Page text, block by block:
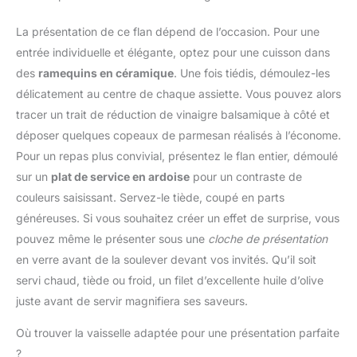
empilables avec les
autres plats à four en
inox pour un rangement
facile et efficace.
PRATIQUE ET SOLIDE :
Découvrez un plat à four
en acier inoxydable
associé au savoir-faire
d’une marque française
de près de 50 ans
d’histoire. Ce plat inox
La base épaisse offre
une belle surface pour
une montée optimale de
la chaleur et obtenir des
savoureux. Résistant aux
La présentation de ce flan dépend de l’occasion. Pour une
entrée individuelle et élégante, optez pour une cuisson dans
des ramequins en céramique. Une fois tiédis, démoulez-les
délicatement au centre de chaque assiette. Vous pouvez alors
tracer un trait de réduction de vinaigre balsamique à côté et
déposer quelques copeaux de parmesan réalisés à l’économe.
Pour un repas plus convivial, présentez le flan entier, démoulé
sur un plat de service en ardoise pour un contraste de
couleurs saisissant. Servez-le tiède, coupé en parts
généreuses. Si vous souhaitez créer un effet de surprise, vous
pouvez même le présenter sous une cloche de présentation
en verre avant de la soulever devant vos invités. Qu’il soit
servi chaud, tiède ou froid, un filet d’excellente huile d’olive
juste avant de servir magnifiera ses saveurs.
Où trouver la vaisselle adaptée pour une présentation parfaite
?